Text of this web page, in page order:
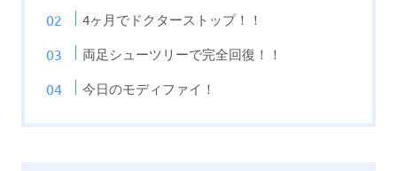
4ヶ月でドクターストップ！！
両足シューツリーで完全回復！！
今日のモディファイ！